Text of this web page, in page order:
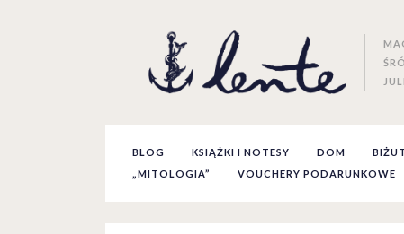
BLOG KSIĄŻKI I NOTESY DOM
„MITOLOGIA”
VOUCHERY PODARUNKOWE